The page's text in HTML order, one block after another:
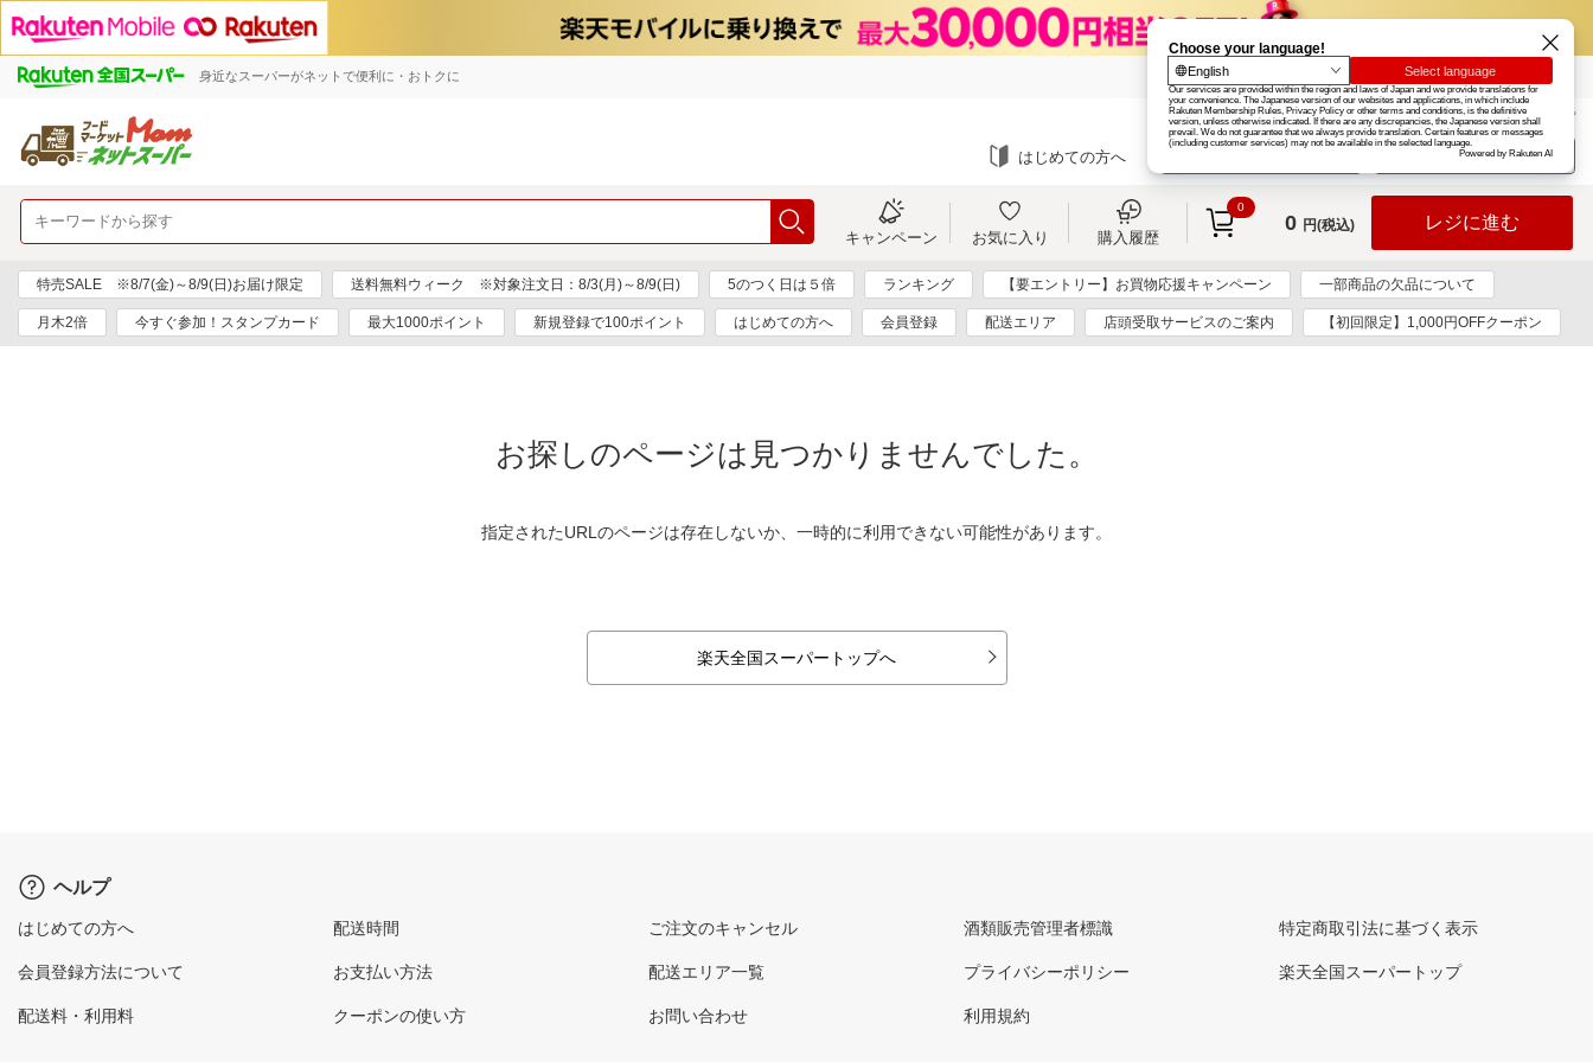
身近なスーパーがネットで便利に・おトクに 楽天グループ カード
お知らせ ヘルプ
はじめての方へ ログイン
キャンペーン お気に入り 購入履歴
0
0 円(税込) レジに進む
特売SALE ※8/7(金)～8/9(日)お届け限定 送料無料ウィーク ※対象注文日：8/3(月)～8/9(日) 5のつく日は５倍 ランキング 【要エントリー】お買物応援キャンペーン 一部商品の欠品について
月木2倍 今すぐ参加！スタンプカード 最大1000ポイント 新規登録で100ポイント はじめての方へ 会員登録 配送エリア 店頭受取サービスのご案内 【初回限定】1,000円OFFクーポン
お探しのページは見つかりませんでした。
指定されたURLのページは存在しないか、一時的に利用できない可能性があります。
楽天全国スーパートップへ
ヘルプ
はじめての方へ
会員登録方法について
配送料・利用料
配送時間
お支払い方法
クーポンの使い方
ご注文のキャンセル
配送エリア一覧
お問い合わせ
酒類販売管理者標識
プライバシーポリシー
利用規約
特定商取引法に基づく表示
楽天全国スーパートップ